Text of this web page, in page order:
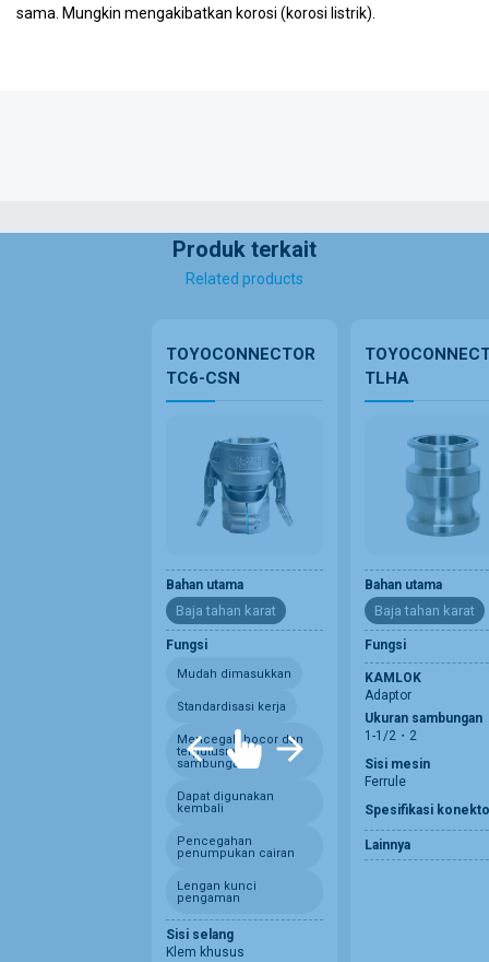
sama. Mungkin mengakibatkan korosi (korosi listrik).
Produk terkait
Related products
TOYOCONNECTOR
TC6-CSN
Bahan utama
Baja tahan karat
Fungsi
Mudah dimasukkan
Standardisasi kerja
Mencegah bocor dan
terputusnya
sambungan
Dapat digunakan
kembali
Pencegahan
penumpukan cairan
Lengan kunci
pengaman
Sisi selang
Klem khusus
TLHA
Bahan utama
Baja tahan karat
Fungsi
KAMLOK
Adaptor
Ukuran sambungan
1-1/2・2
Sisi mesin
Ferrule
Spesifikasi
Lainnya